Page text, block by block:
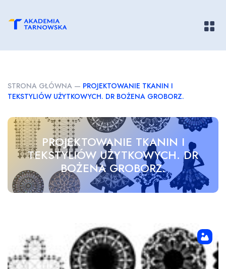
STRONA GŁÓWNA — PROJEKTOWANIE TKANIN I
TEKSTYLIÓW UŻYTKOWYCH. DR BOŻENA GROBORZ.
PROJEKTOWANIE TKANIN I
TEKSTYLIÓW UŻYTKOWYCH. DR
BOŻENA GROBORZ.